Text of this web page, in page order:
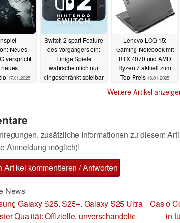
Neues
verspricht
neues
17.01.2025
Switch 2 spart Feature
des Vorgängers ein:
Einige Spiele
wahrscheinlich nur
eingeschränkt spielbar
Lenovo LOQ 15:
Gaming-Notebook mit
RTX 4070 und AMD
Ryzen 7 aktuell zum
Top-Preis 16.01.2025
Weitere Artikel
zusätzliche Informationen zu diesem
Anmeldung möglich)!
Artikel kommentieren / Antworten
News
Galaxy S25, S25+, Galaxy S25 Ultra
Qualität: Offizielle, unverschandelte
Casio
in